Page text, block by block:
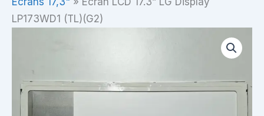
LP173WD1 (TL)(G2)